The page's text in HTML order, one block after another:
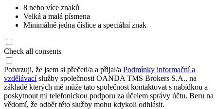
8 nebo více znaků
Velká a malá písmena
Minimálně jedna číslice a speciální znak
Check all consents
Potvrzuji, že jsem si přečetl/a a přijal/a Podmínky informační a
vzdělávacíslužby společnosti OANDA TMS Brokers S.A., na
základě kterých mě může tato společnost kontaktovat s nabídkou a
poskytnout mi telefonickou podporu za účelem správy účtu. Beru na
vědomí, že odběr této služby mohu kdykoli odhlásit.